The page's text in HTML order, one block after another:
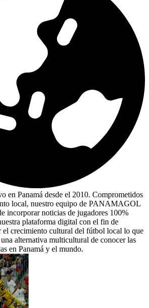
en Panamá desde el 2010. Comprometidos
local, nuestro equipo de PANAMAGOL
incorporar noticias de jugadores 100%
plataforma digital con el fin de
el crecimiento cultural del fútbol local lo que
alternativa multicultural de conocer las
en Panamá y el mundo.